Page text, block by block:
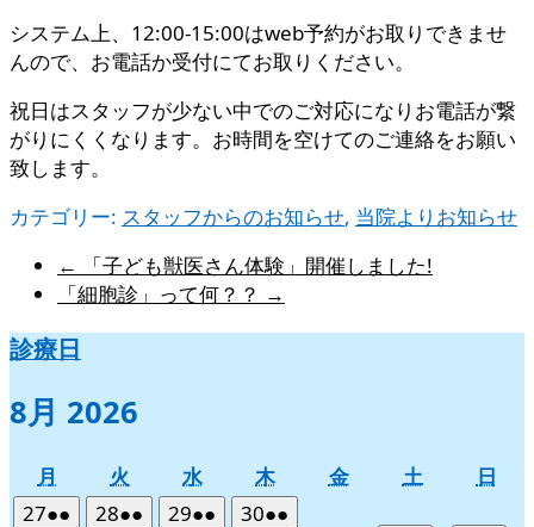
システム上、12:00-15:00はweb予約がお取りできませ
んので、お電話か受付にてお取りください。
祝日はスタッフが少ない中でのご対応になりお電話が繋
がりにくくなります。お時間を空けてのご連絡をお願い
致します。
カテゴリー: スタッフからのお知らせ, 当院よりお知らせ
←
「子ども獣医さん体験」開催しました!
「細胞診」って何？？ →
診療日
8月 2026
月
曜
火
曜
水水
曜
木木
曜
金金
土土
日
272026
●● 282026
●● 292026
●● 302026
●●